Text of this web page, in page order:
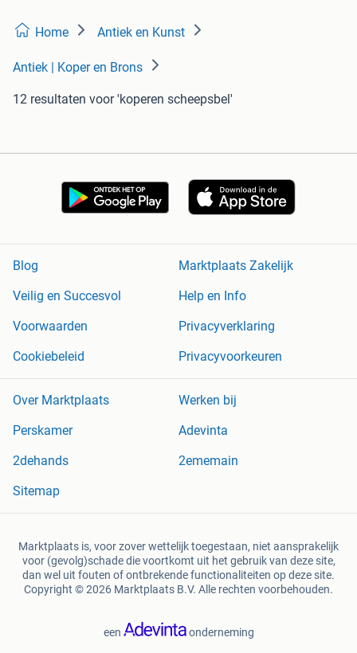
Home Antiek en Kunst
Antiek | Koper en Brons
12 resultaten voor 'koperen scheepsbel'
Blog
Marktplaats Zakelijk
Veilig en Succesvol
Help en Info
Voorwaarden
Privacyverklaring
Cookiebeleid
Privacyvoorkeuren
Over Marktplaats
Werken bij
Perskamer
Adevinta
2dehands
2ememain
Sitemap
Marktplaats is, voor zover wettelijk toegestaan, niet aansprakelijk
voor (gevolg)schade die voortkomt uit het gebruik van deze site,
dan wel uit fouten of ontbrekende functionaliteiten op deze site.
Copyright © 2026 Marktplaats B.V. Alle rechten voorbehouden.
een onderneming